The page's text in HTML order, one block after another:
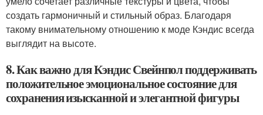
создать гармоничный и стильный образ. Благодаря
такому внимательному отношению к моде Кэндис всегда
выглядит на высоте.
8. Как важно для Кэндис Свейнпол поддерживать
положительное эмоциональное состояние для
сохранения изысканной и элегантной фигуры